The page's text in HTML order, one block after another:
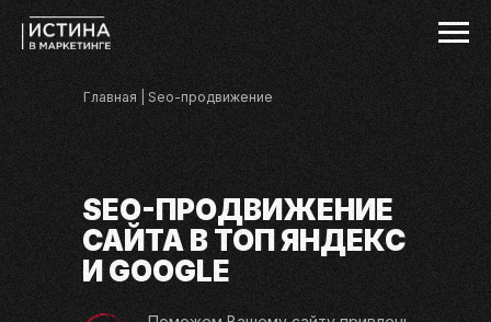
Главная | Seo-продвижение
SEO-ПРОДВИЖЕНИЕ
САЙТА В ТОП ЯНДЕКС
И GOOGLE